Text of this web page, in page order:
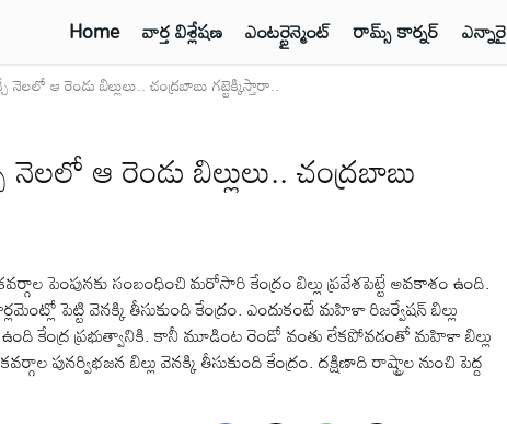
Home వార్త విశ్లేషణ ఎంటర్టైన్మెంట్ రామ్స్ కార్నర్ ఎన్నారై
నెలలో ఆ రెండు బిల్లులు.. చంద్రబాబు గట్టెక్కిస్తారా..
ఆ రెండు బిల్లులు.. చంద్రబాబు
పెంపునకు సంబంధించి మరోసారి కేంద్రం బిల్లు ప్రవేశపెట్టే అవకాశం ఉంది.
పెట్టి వెనక్కి తీసుకుంది కేంద్రం. ఎందుకంటే మహిళా రిజర్వేషన్ బిల్లు
కేంద్ర ప్రభుత్వానికి. కానీ మూడింట రెండో వంతు లేకపోవడంతో మహిళా బిల్లు
బిల్లు వెనక్కి తీసుకుంది కేంద్రం. దక్షిణాది రాష్ట్రాల నుంచి పెద్ద